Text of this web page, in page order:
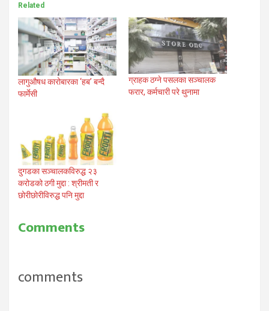
Related
लागुऔषध कारोबारका ‘हब’ बन्दै
फार्मेसी
ग्राहक ठग्ने पसलका सञ्चालक
फरार, कर्मचारी परे थुनामा
दुगडका सञ्चालकविरुद्ध २३
करोडको ठगी मुद्दा : श्रीमती र
छोरीछोरीविरुद्ध पनि मुद्दा
Comments
comments